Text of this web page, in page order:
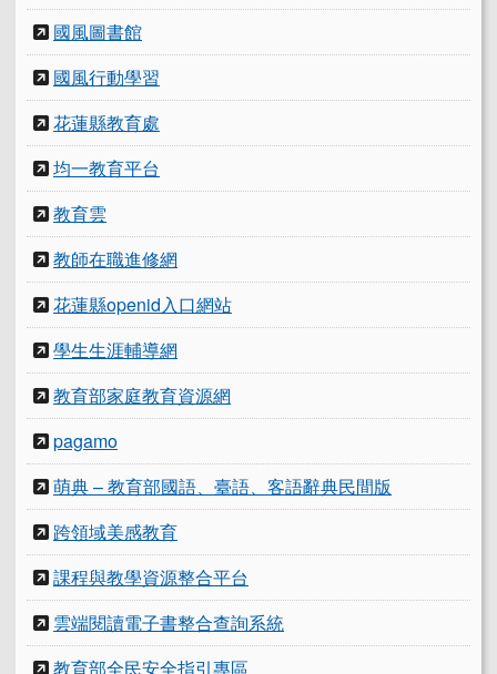
國風圖書館
國風行動學習
花蓮縣教育處
均一教育平台
教育雲
教師在職進修網
花蓮縣openid入口網站
學生生涯輔導網
教育部家庭教育資源網
pagamo
萌典 – 教育部國語、臺語、客語辭典民間版
跨領域美感教育
課程與教學資源整合平台
雲端閱讀電子書整合查詢系統
教育部全民安全指引專區